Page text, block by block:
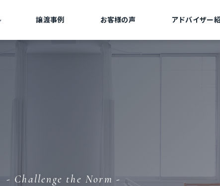
譲渡事例 お客様の声 アドバイザー
- Challenge the Norm -